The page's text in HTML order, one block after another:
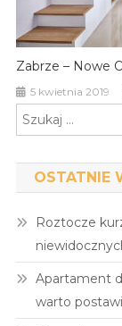
Zabrze – Nowe
5 kwietnia 2019
OSTATNIE
Roztocze
Apartament
warto